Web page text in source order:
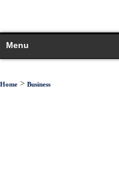
Menu
Home > Business